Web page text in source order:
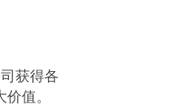
获得各
值。